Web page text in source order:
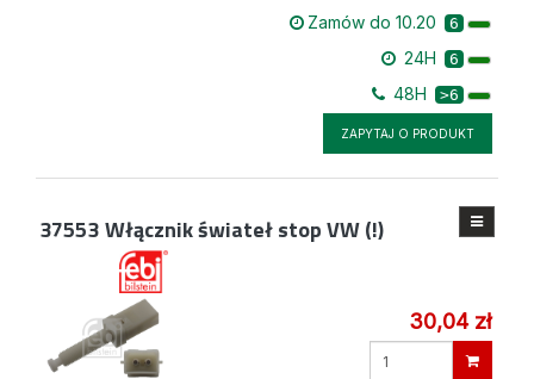
Zamów do 10.20 6
24H 6
48H >6
ZAPYTAJ O PRODUKT
37553Włącznik świateł stop VW (!)
30,04 zł